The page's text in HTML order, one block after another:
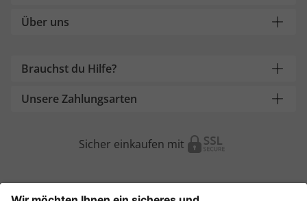
Über uns
Brauchst du Hilfe?
Unsere Zahlungsarten
Sicher einkaufen mit
Weitere Onlineshops